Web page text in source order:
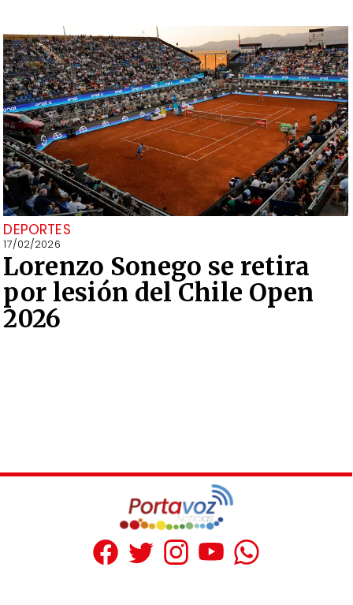
DEPORTES
17/02/2026
Lorenzo Sonego se retira
por lesión del Chile Open
2026